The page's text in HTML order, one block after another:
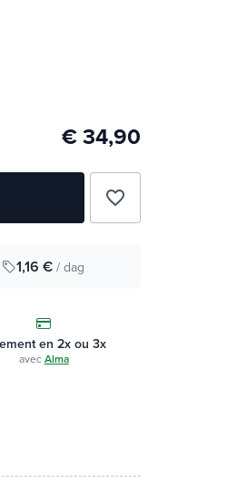
€ 34,90
favorite_border
1,16 €/ dag
en 2x ou 3x
avec Alma